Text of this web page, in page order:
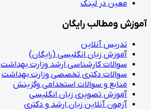
معین در لینک
آموزش ومطالب رایگان
تدریس آنلاین
آموزش زبان انگلیسی (رایگان)
سوالات کارشناسی ارشد وزارت بهداشت
سوالات دکتری تخصصی وزارت بهداشت
منابع و سوالات استخدامی وگزینش
آموزش تصویری زبان انگلیسی
آزمون آنلاین زبان ارشد و دکتری